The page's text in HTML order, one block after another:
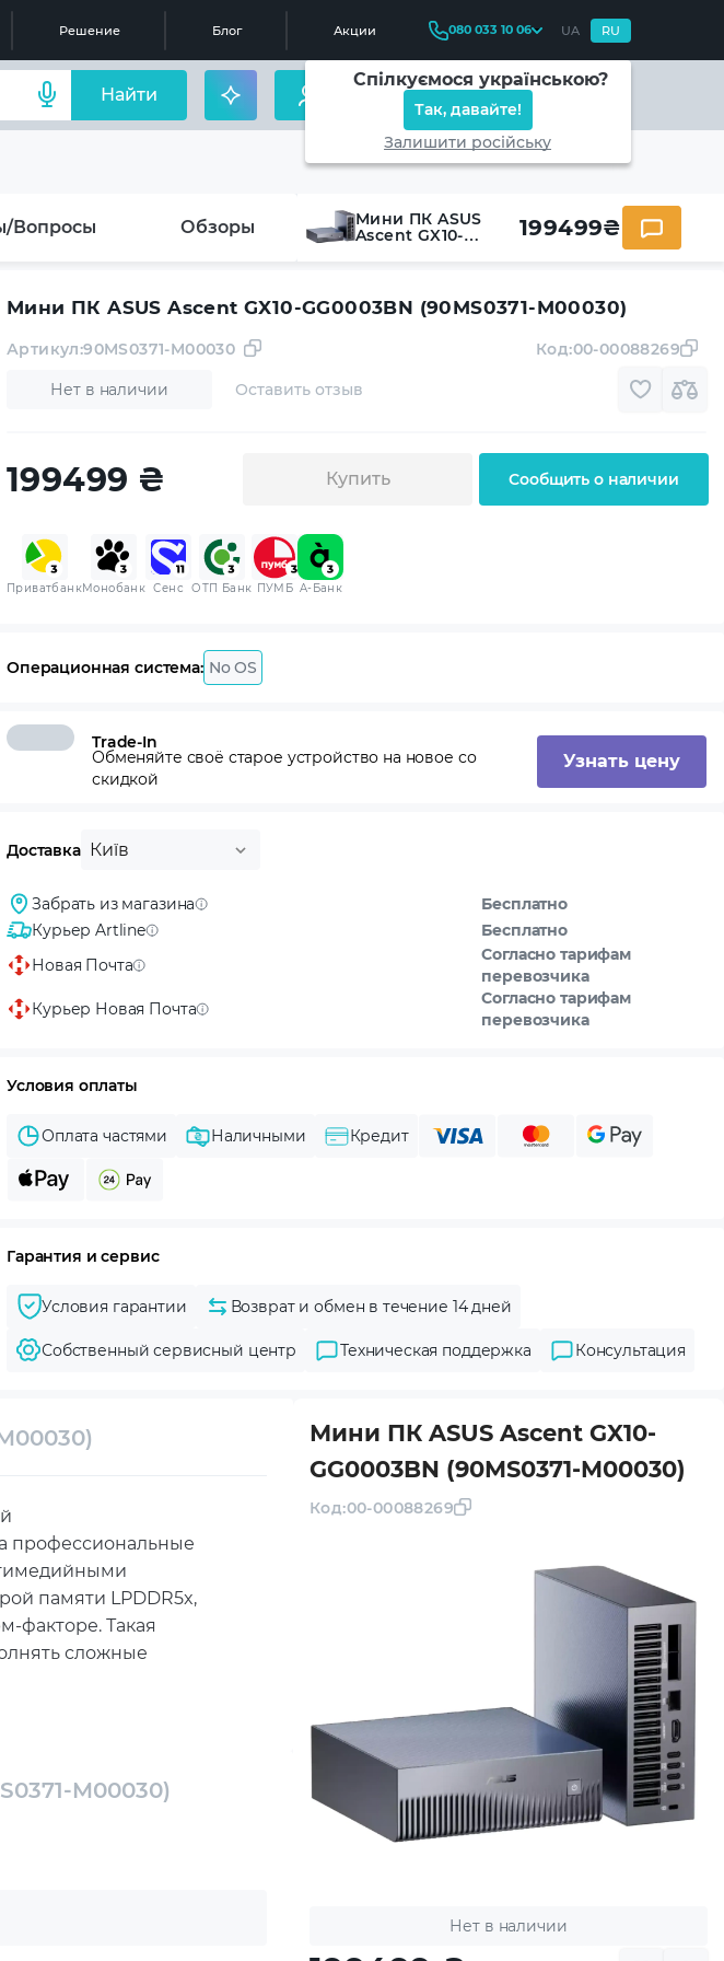
Решение Блог Акции 080 033 10 06 UA RU
Спілкуємося українською?
Так, давайте!
Залишити російську
Найти
Вопросы Обзоры
Мини ПК ASUS
Ascent GX10-
199499₴
Мини ПК ASUS Ascent GX10-GG0003BN (90MS0371-M00030)
Нет в наличии
Артикул:90MS0371-M00030
Оставить отзыв
Код:00-00088269
199499 ₴ Купить Сообщить о наличии
ПриватбанкМонобанк Сенс ОТП Банк ПУМБ A-Банк
Операционная система: No OS
Trade-In
Обменяйте своё старое устройство на новое со
скидкой
Узнать цену
Доставка Київ
Забрать из магазина
Бесплатно
Курьер Artline
Бесплатно
Новая Почта
Согласно тарифам
перевозчика
Курьер Новая Почта
Согласно тарифам
перевозчика
Условия оплаты
Оплата частями Наличными Кредит
Гарантия и сервис
Условия гарантии Возврат и обмен в течение 14 дней
Собственный сервисный центр Техническая поддержка Консультация
профессиональные
памяти LPDDR5x,
факторе. Такая
сложные
HDMI 2.1b
а проводное
сети, минимальную
M00030)
Мини ПК ASUS Ascent GX10-
GG0003BN (90MS0371-M00030)
Код:00-00088269
Нет в наличии